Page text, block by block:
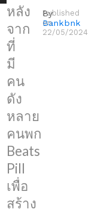
หลัง
จาก
ที่
มี
คน
ดัง
หลาย
คนพก
Beats
Pill
เพื่อ
สร้าง
By
Bankbnk
Published
on
22/05/2024
ดัง
กล่าว
ได้
ไป
โผล่
บน
ฐาน
ของ
มูล
ของ
FCC
หรือ